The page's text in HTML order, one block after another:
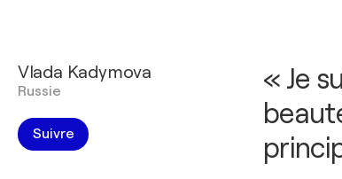
Vlada Kadymova
Russie
Suivre
« Je